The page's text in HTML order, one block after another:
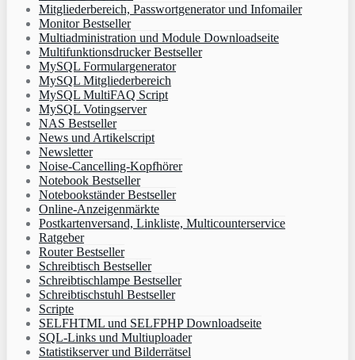
Mitgliederbereich, Passwortgenerator und Infomailer
Monitor Bestseller
Multiadministration und Module Downloadseite
Multifunktionsdrucker Bestseller
MySQL Formulargenerator
MySQL Mitgliederbereich
MySQL MultiFAQ Script
MySQL Votingserver
NAS Bestseller
News und Artikelscript
Newsletter
Noise-Cancelling-Kopfhörer
Notebook Bestseller
Notebookständer Bestseller
Online-Anzeigenmärkte
Postkartenversand, Linkliste, Multicounterservice
Ratgeber
Router Bestseller
Schreibtisch Bestseller
Schreibtischlampe Bestseller
Schreibtischstuhl Bestseller
Scripte
SELFHTML und SELFPHP Downloadseite
SQL-Links und Multiuploader
Statistikserver und Bilderrätsel